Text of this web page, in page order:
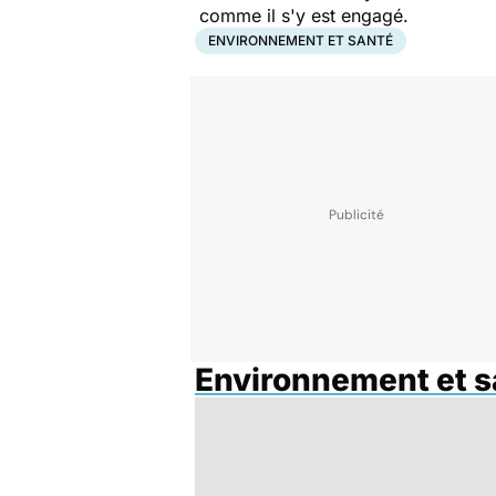
comme il s'y est engagé.
ENVIRONNEMENT ET SANTÉ
Environnement et